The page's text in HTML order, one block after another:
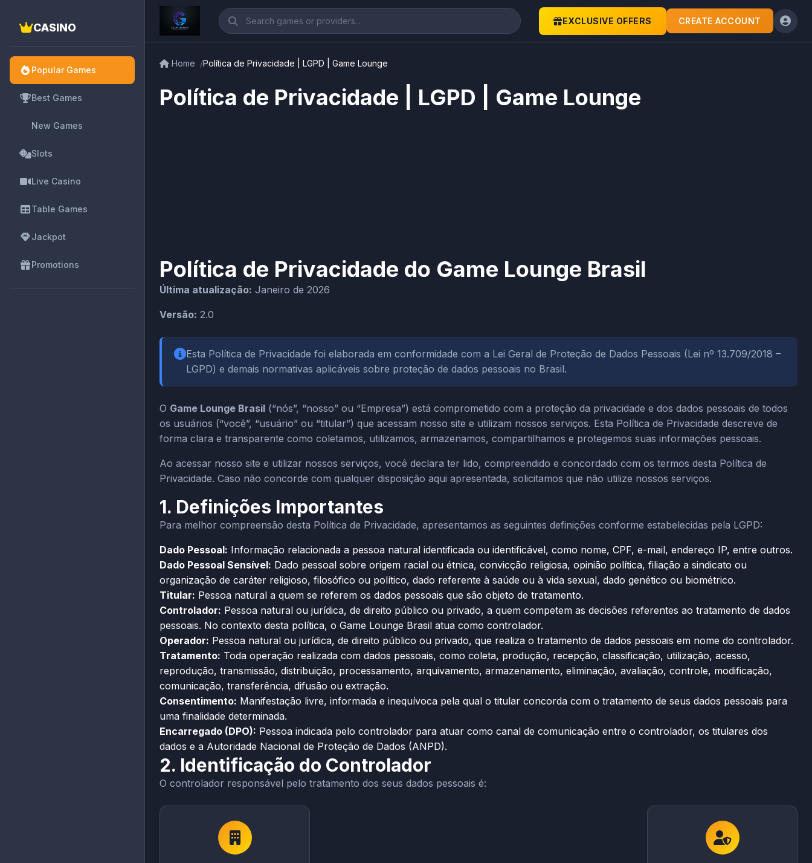
EXCLUSIVE OFFERS CREATE ACCOUNT
CASINO
Popular Games
Best Games
New Games
Slots
Live Casino
Table Games
Jackpot
Promotions
Home Política de Privacidade | LGPD | Game Lounge
Política de Privacidade | LGPD | Game Lounge
Política de Privacidade do Game Lounge Brasil
Última atualização: Janeiro de 2026
Versão: 2.0
Esta Política de Privacidade foi elaborada em conformidade com a Lei Geral de Proteção de Dados Pessoais (Lei nº 13.709/2018 –
LGPD) e demais normativas aplicáveis sobre proteção de dados pessoais no Brasil.
O Game Lounge Brasil (“nós”, “nosso” ou “Empresa”) está comprometido com a proteção da privacidade e dos dados pessoais de todos
os usuários (“você”, “usuário” ou “titular”) que acessam nosso site e utilizam nossos serviços. Esta Política de Privacidade descreve de
forma clara e transparente como coletamos, utilizamos, armazenamos, compartilhamos e protegemos suas informações pessoais.
Ao acessar nosso site e utilizar nossos serviços, você declara ter lido, compreendido e concordado com os termos desta Política de
Privacidade. Caso não concorde com qualquer disposição aqui apresentada, solicitamos que não utilize nossos serviços.
1. Definições Importantes
Para melhor compreensão desta Política de Privacidade, apresentamos as seguintes definições conforme estabelecidas pela LGPD:
Dado Pessoal: Informação relacionada a pessoa natural identificada ou identificável, como nome, CPF, e-mail, endereço IP, entre outros.
Dado Pessoal Sensível: Dado pessoal sobre origem racial ou étnica, convicção religiosa, opinião política, filiação a sindicato ou
organização de caráter religioso, filosófico ou político, dado referente à saúde ou à vida sexual, dado genético ou biométrico.
Titular: Pessoa natural a quem se referem os dados pessoais que são objeto de tratamento.
Controlador: Pessoa natural ou jurídica, de direito público ou privado, a quem competem as decisões referentes ao tratamento de dados
pessoais. No contexto desta política, o Game Lounge Brasil atua como controlador.
Operador: Pessoa natural ou jurídica, de direito público ou privado, que realiza o tratamento de dados pessoais em nome do controlador.
Tratamento: Toda operação realizada com dados pessoais, como coleta, produção, recepção, classificação, utilização, acesso,
reprodução, transmissão, distribuição, processamento, arquivamento, armazenamento, eliminação, avaliação, controle, modificação,
comunicação, transferência, difusão ou extração.
Consentimento: Manifestação livre, informada e inequívoca pela qual o titular concorda com o tratamento de seus dados pessoais para
uma finalidade determinada.
Encarregado (DPO): Pessoa indicada pelo controlador para atuar como canal de comunicação entre o controlador, os titulares dos
dados e a Autoridade Nacional de Proteção de Dados (ANPD).
2. Identificação do Controlador
O controlador responsável pelo tratamento dos seus dados pessoais é: